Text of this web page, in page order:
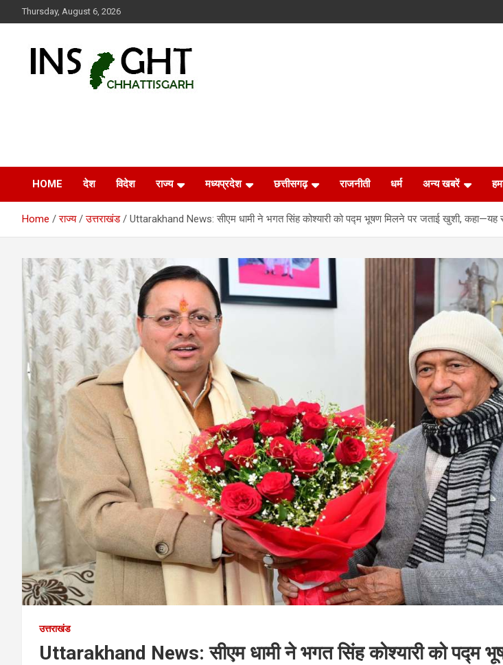
to
Thursday, August 6, 2026
HOME देश विदेश राज्य मध्यप्रदेश छत्तीसगढ़ राजनीती धर्म अन्य खबरें
Home राज्य उत्तराखंड Uttarakhand News: सीएम धामी ने भगत सिंह कोश्यारी को पद्म भूषण मिलने पर जताई खुशी, कहा—यह
उत्तराखंड
Uttarakhand News: सीएम धामी ने भगत सिंह कोश्यारी को पद्म